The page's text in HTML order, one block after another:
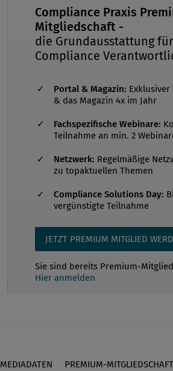
Compliance Praxis
Mitgliedschaft -
die Grundausstattung für
Compliance
Portal & Magazin: Exklusiver
& das Magazin 4x im Jahr
Fachspezifische Webinare:
Teilnahme an min. 2
Netzwerk: Regelmäßige
zu topaktuellen Themen
Compliance Solutions Day:
vergünstigte Teilnahme
JETZT PREMIUM MITGLIED
Sie sind bereits Premium-
Hier anmelden
MEDIADATEN PREMIUM-MITGLIEDSCHAFT